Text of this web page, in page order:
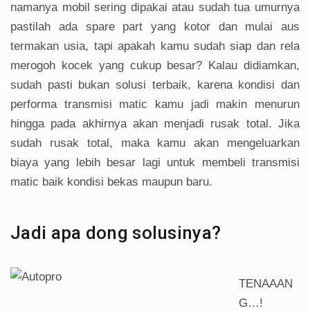
namanya mobil sering dipakai atau sudah tua umurnya
pastilah ada spare part yang kotor dan mulai aus
termakan usia, tapi apakah kamu sudah siap dan rela
merogoh kocek yang cukup besar? Kalau didiamkan,
sudah pasti bukan solusi terbaik, karena kondisi dan
performa transmisi matic kamu jadi makin menurun
hingga pada akhirnya akan menjadi rusak total. Jika
sudah rusak total, maka kamu akan mengeluarkan
biaya yang lebih besar lagi untuk membeli transmisi
matic baik kondisi bekas maupun baru.
Jadi apa dong solusinya?
TENAAAN
G…!